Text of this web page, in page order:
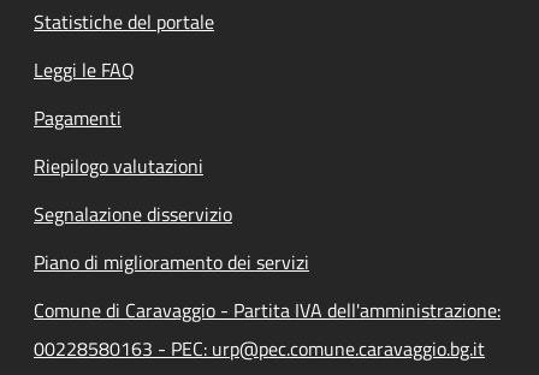
Statistiche del portale
Leggi le FAQ
Pagamenti
Riepilogo valutazioni
Segnalazione disservizio
Piano di miglioramento dei servizi
Comune di Caravaggio - Partita IVA dell'amministrazione:
00228580163 - PEC: urp@pec.comune.caravaggio.bg.it